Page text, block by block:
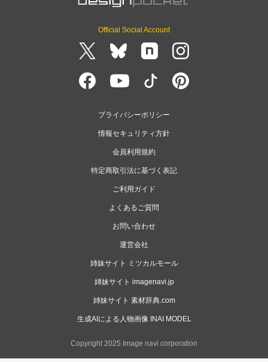
Official Social Account
プライバシーポリシー
情報セキュリティ方針
会員利用規約
特定商取引法に基づく表記
ご利用ガイド
よくあるご質問
お問い合わせ
運営会社
姉妹サイト ミツカルモール
姉妹サイト imagenavi.jp
姉妹サイト 素材辞典.com
生成AIによる人物画像 INAI MODEL
Copyright 2025 Image navi corporation